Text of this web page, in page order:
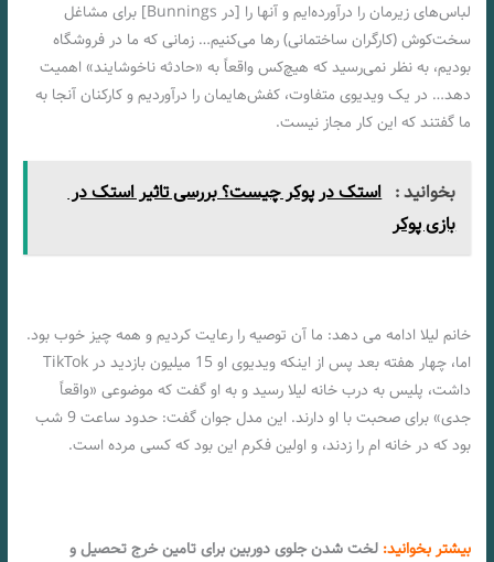
لباس‌های زیرمان را درآورده‌ایم و آنها را [در Bunnings] برای مشاغل
سخت‌کوش (کارگران ساختمانی) رها می‌کنیم… زمانی که ما در فروشگاه
بودیم، به نظر نمی‌رسید که هیچ‌کس واقعاً به «حادثه ناخوشایند» اهمیت
دهد… در یک ویدیوی متفاوت، کفش‌هایمان را درآوردیم و کارکنان آنجا به
ما گفتند که این کار مجاز نیست.
بخوانید : استک در پوکر چیست؟ بررسی تاثیر استک در
بازی پوکر
خانم لیلا ادامه می دهد: ما آن توصیه را رعایت کردیم و همه چیز خوب بود.
اما، چهار هفته بعد پس از اینکه ویدیوی او 15 میلیون بازدید در TikTok
داشت، پلیس به درب خانه لیلا رسید و به او گفت که موضوعی «واقعاً
جدی» برای صحبت با او دارند. این مدل جوان گفت: حدود ساعت 9 شب
بود که در خانه ام را زدند، و اولین فکرم این بود که کسی مرده است.
بیشتر بخوانید: لخت شدن جلوی دوربین برای تامین خرج تحصیل و